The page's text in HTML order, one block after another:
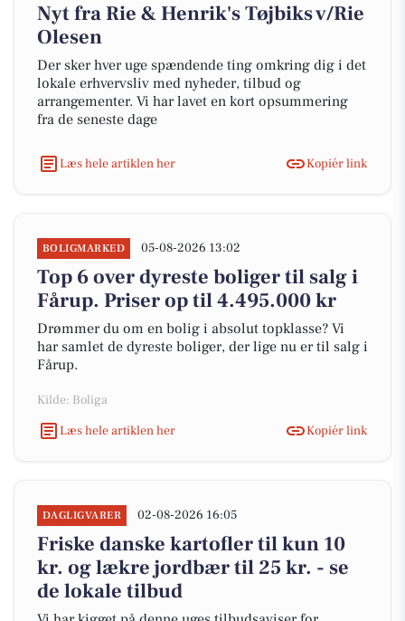
Nyt fra Rie & Henrik's Tøjbiks v/Rie
Olesen
Der sker hver uge spændende ting omkring dig i det
lokale erhvervsliv med nyheder, tilbud og
arrangementer. Vi har lavet en kort opsummering
fra de seneste dage
Læs hele artiklen her Kopiér link
BOLIGMARKED 05-08-2026 13:02
Top 6 over dyreste boliger til salg i
Fårup. Priser op til 4.495.000 kr
Drømmer du om en bolig i absolut topklasse? Vi
har samlet de dyreste boliger, der lige nu er til salg i
Fårup.
Kilde: Boliga
Læs hele artiklen her
Kopiér link
DAGLIGVARER 02-08-2026 16:05
Friske danske kartofler til kun 10
kr. og lækre jordbær til 25 kr. - se
de lokale tilbud